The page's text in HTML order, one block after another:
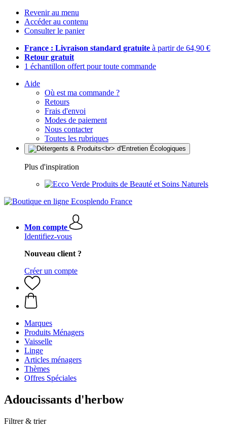
Revenir au menu
Accéder au contenu
Consulter le panier
France : Livraison standard gratuite à partir de 64,90 €
Retour gratuit
1 échantillon offert pour toute commande
Aide
Où est ma commande ?
Retours
Frais d'envoi
Modes de paiement
Nous contacter
Toutes les rubriques
Plus d'inspiration
Produits de Beauté et Soins Naturels
Mon compte
Identifiez-vous
Nouveau client ?
Créer un compte
Marques
Produits Ménagers
Vaisselle
Linge
Articles ménagers
Thèmes
Offres Spéciales
Adoucissants d'herbow
Filtrer & trier